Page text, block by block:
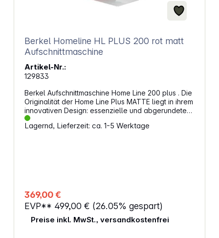
Berkel Homeline HL PLUS 200 rot matt
Aufschnittmaschine
Artikel-Nr.:
129833
Berkel Aufschnittmaschine Home Line 200 plus . Die
Originalität der Home Line Plus MATTE liegt in ihrem
innovativen Design: essenzielle und abgerundete
Linien lassen eine fasst futuristisch anmutende Form
entstehen. Entwickelt, um zu verblüffen und zu
reduziert den Abfall und gewährleistet
gleichmäßige Scheiben. Der Messerschutz mit
durchgehendem Profil verbessert die Glätte des zu
schneidenden Produkts und die diagonal öffnende
Schneidgutplatte erleichtert den Austritt des Schnitts
Lagernd, Lieferzeit: ca. 1-5 Werktage
369,00 €
EVP** 499,00 € (26.05% gespart)
Preise inkl. MwSt., versandkostenfrei